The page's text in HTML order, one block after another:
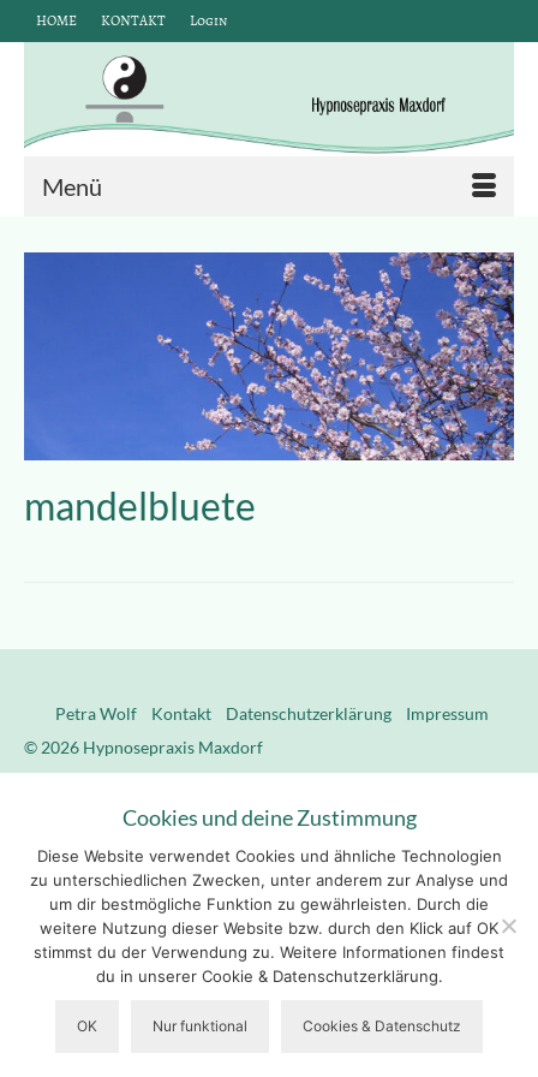
HOME KONTAKT Login
Menü
mandelbluete
Petra Wolf Kontakt Datenschutzerklärung
Impressum
© 2026 Hypnosepraxis Maxdorf
Cookies und deine Zustimmung
Diese Website verwendet Cookies und ähnliche Technologien
zu unterschiedlichen Zwecken, unter anderem zur Analyse und
um dir bestmögliche Funktion zu gewährleisten. Durch die
weitere Nutzung dieser Website bzw. durch den Klick auf OK
stimmst du der Verwendung zu. Weitere Informationen findest
du in unserer Cookie & Datenschutzerklärung.
OK Nur funktional Cookies & Datenschutz